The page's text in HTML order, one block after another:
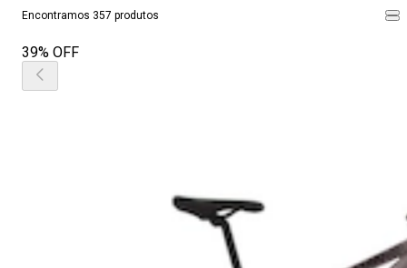
Encontramos 357 produtos
39% OFF